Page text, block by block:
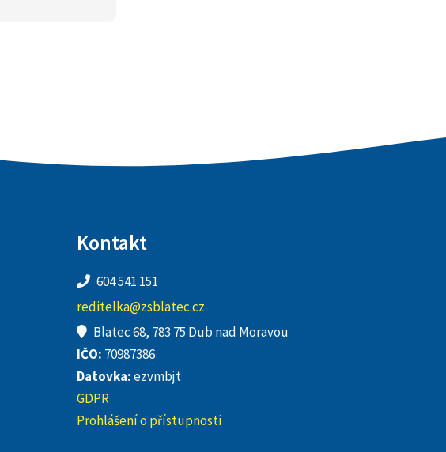
Kontakt
604 541 151
reditelka@zsblatec.cz
Blatec 68, 783 75 Dub nad Moravou
IČO: 70987386
Datovka:ezvmbjt
GDPR
Prohlášení o přístupnosti